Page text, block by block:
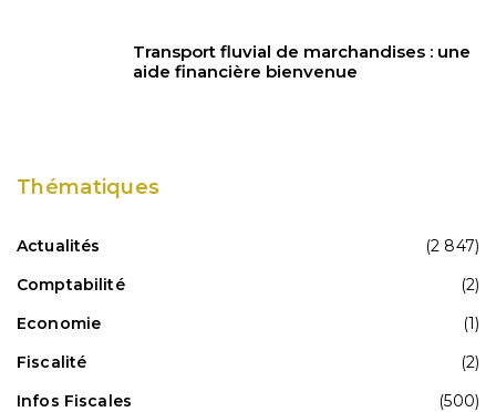
Transport fluvial de marchandises : une
aide financière bienvenue
Thématiques
Actualités
(2 847)
Comptabilité
(2)
Economie
(1)
Fiscalité
(2)
Infos Fiscales
(500)